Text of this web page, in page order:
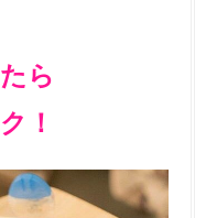
ら
！